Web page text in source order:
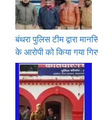
बंथरा पुलिस टीम द्वारा
के आरोपी को किया गया